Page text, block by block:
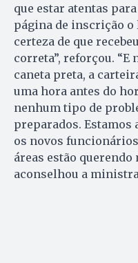
que estar atentas
página de inscrição o
certeza de que
correta”, reforçou. “E
caneta preta, a
uma hora antes do
nenhum tipo de
preparados. Estamos
os novos
áreas estão
aconselhou a